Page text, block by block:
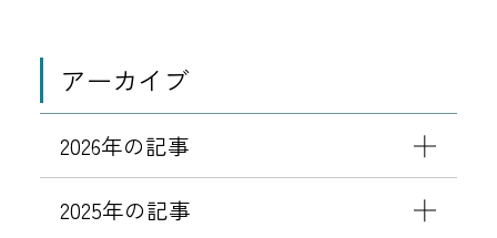
い
ワ
ー
ド
設
定
変
り
す
し
1
よ
り
「
宿
アーカイブ
2026年の記事
2025年の記事